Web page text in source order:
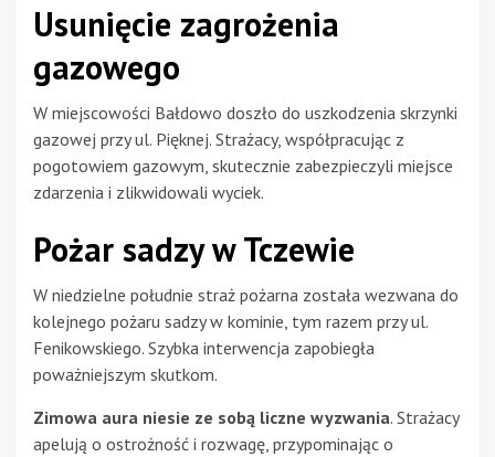
Usunięcie zagrożenia
gazowego
W miejscowości Bałdowo doszło do uszkodzenia skrzynki
gazowej przy ul. Pięknej. Strażacy, współpracując z
pogotowiem gazowym, skutecznie zabezpieczyli miejsce
zdarzenia i zlikwidowali wyciek.
Pożar sadzy w Tczewie
W niedzielne południe straż pożarna została wezwana do
kolejnego pożaru sadzy w kominie, tym razem przy ul.
Fenikowskiego. Szybka interwencja zapobiegła
poważniejszym skutkom.
Zimowa aura niesie ze sobą liczne wyzwania. Strażacy
apelują o ostrożność i rozwagę, przypominając o